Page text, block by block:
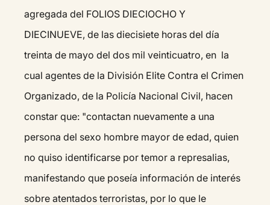
agregada del FOLIOS DIECIOCHO Y
DIECINUEVE, de las diecisiete horas del día
treinta de mayo del dos mil veinticuatro, en la
cual agentes de la División Elite Contra el Crimen
Organizado, de la Policía Nacional Civil, hacen
constar que: "contactan nuevamente a una
persona del sexo hombre mayor de edad, quien
no quiso identificarse por temor a represalias,
manifestando que poseía información de interés
sobre atentados terroristas, por lo que le